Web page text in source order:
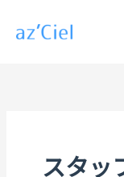
スタッ